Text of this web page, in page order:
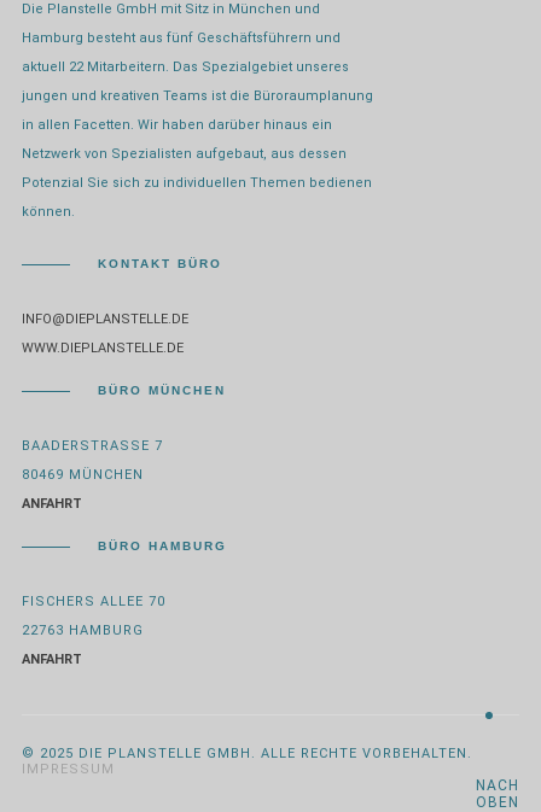
Die Planstelle GmbH mit Sitz in München und
Hamburg besteht aus fünf Geschäftsführern und
aktuell 22 Mitarbeitern. Das Spezialgebiet unseres
jungen und kreativen Teams ist die Büroraumplanung
in allen Facetten. Wir haben darüber hinaus ein
Netzwerk von Spezialisten aufgebaut, aus dessen
Potenzial Sie sich zu individuellen Themen bedienen
können.
KONTAKT BÜRO
INFO@DIEPLANSTELLE.DE
WWW.DIEPLANSTELLE.DE
BÜRO MÜNCHEN
BAADERSTRASSE 7
80469 MÜNCHEN
ANFAHRT
BÜRO HAMBURG
FISCHERS ALLEE 70
22763 HAMBURG
ANFAHRT
© 2025 DIE PLANSTELLE GMBH. ALLE RECHTE VORBEHALTEN.
IMPRESSUM
NACH
OBEN